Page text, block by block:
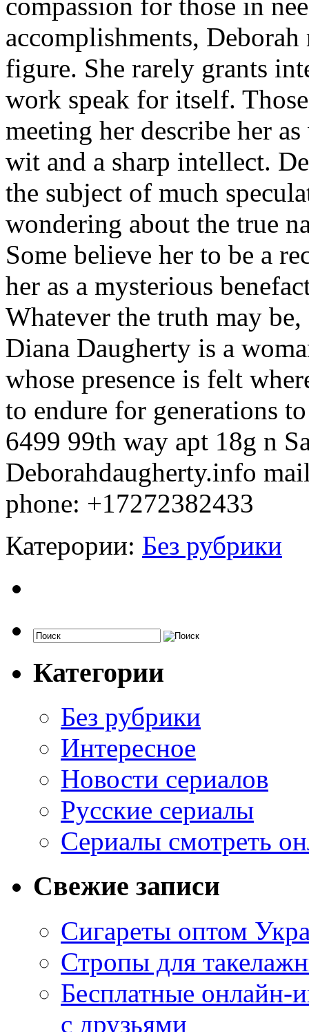
accomplishments,
figure. She rarely grants
work speak for itself.
meeting her describe her
wit and a sharp intellect.
the subject of much
wondering about the true
Some believe her to be a
her as a mysterious
Whatever the truth may
Diana Daugherty is a
whose presence is felt
to endure for generations
6499 99th way apt 18g n
Deborahdaugherty.info
phone: +17272382433
Катерории: Без рубрики
Категории
Без рубрики
Интересное
Новости сериалов
Русские сериалы
Сериалы смотреть
Свежие записи
Сигареты оптом
Стропы для
Бесплатные
с друзьями